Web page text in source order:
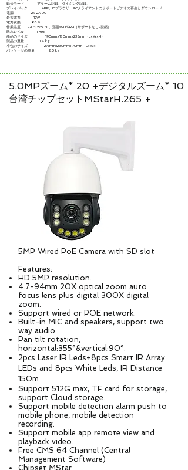
録音モード アラーム記録、タイミング記録、
プレイバック APP、IEブラウザ、PCクライアントのサポートビデオの再生とダウンロード
電源 12V 2A DC
最大電力 12W
電力変換 88％
作業温度 -20°C〜60°C、湿度≤90％RH（サポートなし-凝縮）
防水レベル IP66
商品のサイズ 190mm×130mm×235mm（L×W×H）
製品の重量 1.4 kg
小包のサイズ 275mmx230mmx170mm（L×W×H）
パッケージの重量 2.0 kg
5.0MPズーム* 20 +デジタルズーム* 10
台湾チップセットMStarH.265 +
5MP Wired PoE Camera with SD slot
Features:
HD 5MP resolution.
4.7-94mm 20X optical zoom auto
focus lens plus digital 300X digital
zoom.
Support wired or POE network.
Built-in MIC and speakers, support two
way audio.
Pan tilt rotation,
horizontal:355°&vertical:90°.
2pcs Laser IR Leds+8pcs Smart IR Array
LEDs and 8pcs White Leds, IR Distance
150m
Support 512G max, TF card for storage,
support Cloud storage.
Support mobile detection alarm push to
mobile phone, mobile detection
recording.
Support mobile app remote view and
playback video.
Free CMS 64 Channel (Central
Management Software)
Chipset MStar